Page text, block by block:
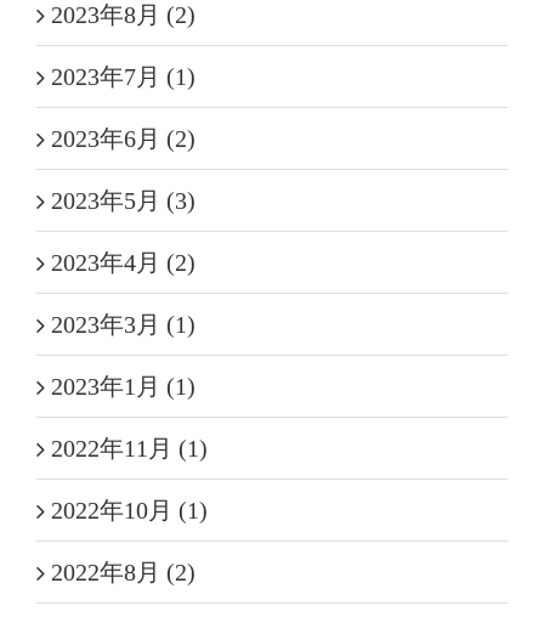
2023年8月 (2)
2023年7月 (1)
2023年6月 (2)
2023年5月 (3)
2023年4月 (2)
2023年3月 (1)
2023年1月 (1)
2022年11月 (1)
2022年10月 (1)
2022年8月 (2)